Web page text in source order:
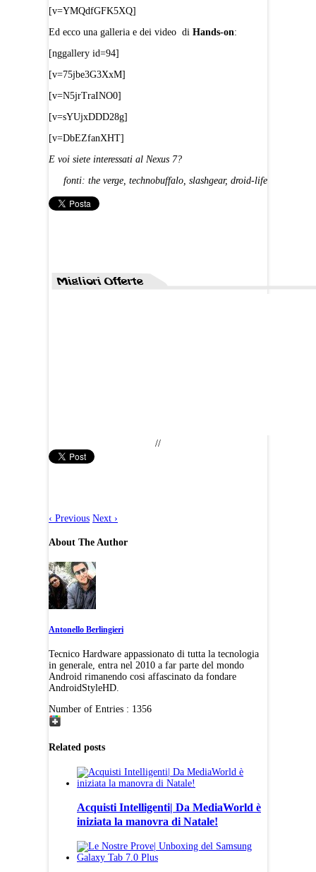
[v=YMQdfGFK5XQ]
Ed ecco una galleria e dei video di Hands-on:
[nggallery id=94]
[v=75jbe3G3XxM]
[v=N5jrTraINO0]
[v=sYUjxDDD28g]
[v=DbEZfanXHT]
E voi siete interessati al Nexus 7?
fonti: the verge, technobuffalo, slashgear, droid-life
//
‹ Previous Next ›
About The Author
Antonello Berlingieri
Tecnico Hardware appassionato di tutta la tecnologia
in generale, entra nel 2010 a far parte del mondo
Android rimanendo cosi affascinato da fondare
AndroidStyleHD.
Number of Entries : 1356
Related posts
Acquisti Intelligenti| Da MediaWorld è
iniziata la manovra di Natale!